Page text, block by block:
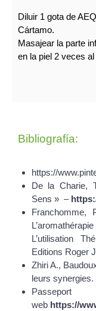
Diluir 1 gota de
Cártamo.
Masajear la parte
en la piel 2 veces
Bibliografía:
https://
De la Charie,
Sens » –
Franchomme,
L’utilisation
Editions Roger
Zhiri A.,
leurs synergies.
web https://